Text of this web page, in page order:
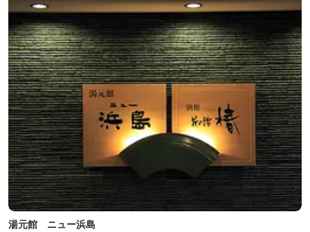
湯元館 ニュー浜島